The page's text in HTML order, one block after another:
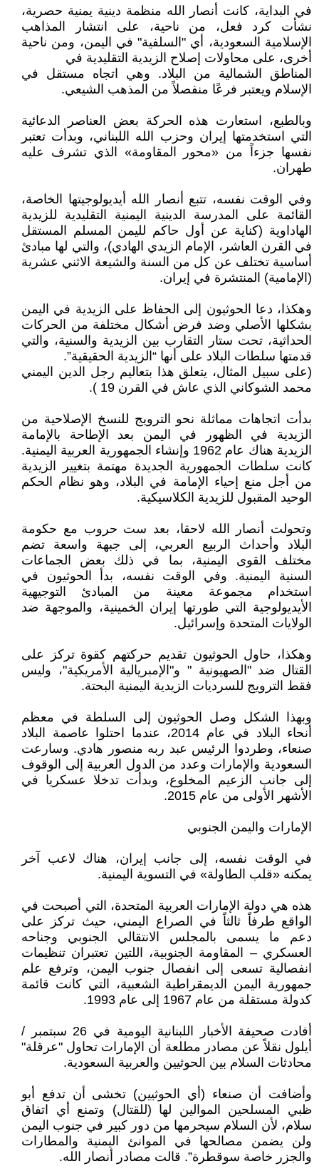
في البداية، كانت أنصار الله منظمة دينية يمنية حصرية،
نشأت كرد فعل، من ناحية، على انتشار المذاهب
الإسلامية السعودية، أي "السلفية" في اليمن، ومن ناحية
أخرى، على محاولات إصلاح الزيدية التقليدية في
المناطق الشمالية من البلاد. وهي اتجاه مستقل في
الإسلام ويعتبر فرعًا منفصلاً من المذهب الشيعي.
وبالطبع، استعارت هذه الحركة بعض العناصر الدعائية
التي استخدمتها إيران وحزب الله اللبناني، وبدأت تعتبر
نفسها جزءاً من «محور المقاومة» الذي تشرف عليه
طهران.
وفي الوقت نفسه، تتبع أنصار الله أيديولوجيتها الخاصة،
القائمة على المدرسة الدينية اليمنية التقليدية للزيدية
الهاداوية (كناية عن أول حاكم لليمن المسلم المستقل
في القرن العاشر، الإمام الزيدي الهادي)، والتي لها مبادئ
أساسية تختلف عن كل من السنة والشيعة الاثني عشرية
(الإمامية) المنتشرة في إيران.
وهكذا، دعا الحوثيون إلى الحفاظ على الزيدية في اليمن
بشكلها الأصلي وضد فرض أشكال مختلفة من الحركات
الحداثية، تحت ستار التقارب بين الزيدية والسنية، والتي
قدمتها سلطات البلاد على أنها “الزيدية الحقيقية”.
(على سبيل المثال، يتعلق هذا بتعاليم رجل الدين اليمني
محمد الشوكاني الذي عاش في القرن 19 ).
بدأت اتجاهات مماثلة نحو الترويج للنسخ الإصلاحية من
الزيدية في الظهور في اليمن بعد الإطاحة بالإمامة
الزيدية هناك عام 1962 وإنشاء الجمهورية العربية اليمنية.
كانت سلطات الجمهورية الجديدة مهتمة بتغيير الزيدية
من أجل منع إحياء الإمامة في البلاد، وهو نظام الحكم
الوحيد المقبول للزيدية الكلاسيكية.
وتحولت أنصار الله لاحقا، بعد ست حروب مع حكومة
البلاد وأحداث الربيع العربي، إلى جبهة واسعة تضم
مختلف القوى اليمنية، بما في ذلك بعض الجماعات
السنية اليمنية. وفي الوقت نفسه، بدأ الحوثيون في
استخدام مجموعة معينة من المبادئ التوجيهية
الأيديولوجية التي طورتها إيران الخمينية، والموجهة ضد
الولايات المتحدة وإسرائيل.
وهكذا، حاول الحوثيون تقديم حركتهم كقوة تركز على
القتال ضد "الصهيونية " و"الإمبريالية الأمريكية"، وليس
فقط الترويج للسرديات الزيدية اليمنية البحتة.
وبهذا الشكل وصل الحوثيون إلى السلطة في معظم
أنحاء البلاد في عام 2014، عندما احتلوا عاصمة البلاد
صنعاء، وطردوا الرئيس عبد ربه منصور هادي. وسارعت
السعودية والإمارات وعدد من الدول العربية إلى الوقوف
إلى جانب الزعيم المخلوع، وبدأت تدخلا عسكريا في
الأشهر الأولى من عام 2015.
الإمارات واليمن الجنوبي
في الوقت نفسه، إلى جانب إيران، هناك لاعب آخر
يمكنه «قلب الطاولة» في التسوية اليمنية.
هذه هي دولة الإمارات العربية المتحدة، التي أصبحت في
الواقع طرفاً ثالثاً في الصراع اليمني، حيث تركز على
دعم ما يسمى بالمجلس الانتقالي الجنوبي وجناحه
العسكري – المقاومة الجنوبية، اللتين تعتبران تنظيمات
انفصالية تسعى إلى انفصال جنوب اليمن، وترفع علم
جمهورية اليمن الديمقراطية الشعبية، التي كانت قائمة
كدولة مستقلة من عام 1967 إلى عام 1993.
أفادت صحيفة الأخبار اللبنانية اليومية في 26 سبتمبر /
أيلول نقلاً عن مصادر مطلعة أن الإمارات تحاول "عرقلة"
محادثات السلام بين الحوثيين والعربية السعودية.
وأضافت أن صنعاء (أي الحوثيين) تخشى أن تدفع أبو
ظبي المسلحين الموالين لها (للقتال) وتمنع أي اتفاق
سلام، لأن السلام سيحرمها من دور كبير في جنوب اليمن
ولن يضمن مصالحها في الموانئ اليمنية والمطارات
والجزر خاصة سوقطرة”. قالت مصادر أنصار الله.